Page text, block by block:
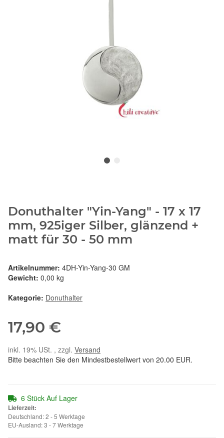
Donuthalter "Yin-Yang" - 17 x 17
mm, 925iger Silber, glänzend +
matt für 30 - 50 mm
Artikelnummer: 4DH-Yin-Yang-30 GM
Gewicht: 0,00 kg
Kategorie: Donuthalter
17,90 €
inkl. 19% USt. , zzgl. Versand
Bitte beachten Sie den Mindestbestellwert von 20.00 EUR.
6 Stück Auf Lager
Lieferzeit:
Deutschland: 2 - 5 Werktage
EU-Ausland: 3 - 7 Werktage